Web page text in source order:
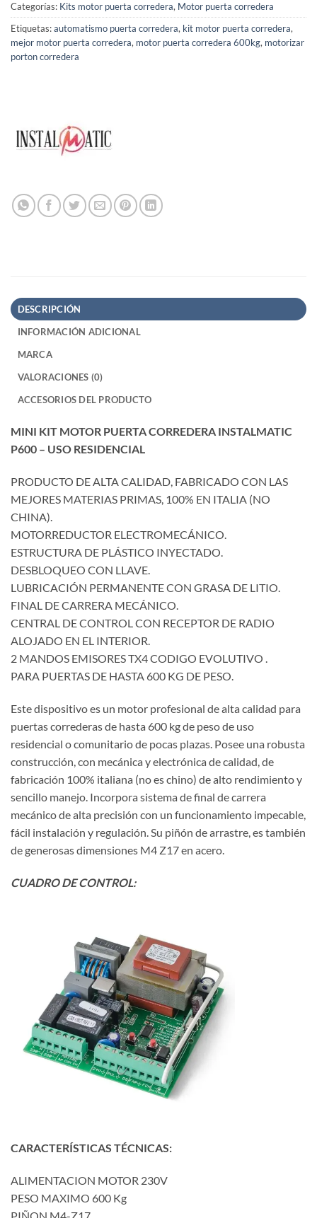
Categorías: Kits motor puerta corredera, Motor puerta corredera
Etiquetas:automatismo puerta corredera, kit motor puerta corredera,
mejor motor puerta corredera, motor puerta corredera 600kg, motorizar
porton corredera
DESCRIPCIÓN
INFORMACIÓN ADICIONAL
MARCA
VALORACIONES (0)
ACCESORIOS DEL PRODUCTO
MINI KIT MOTOR PUERTA CORREDERA INSTALMATIC
P600 – USO RESIDENCIAL
PRODUCTO DE ALTA CALIDAD, FABRICADO CON LAS
MEJORES MATERIAS PRIMAS, 100% EN ITALIA (NO
CHINA).
MOTORREDUCTOR ELECTROMECÁNICO.
ESTRUCTURA DE PLÁSTICO INYECTADO.
DESBLOQUEO CON LLAVE.
LUBRICACIÓN PERMANENTE CON GRASA DE LITIO.
FINAL DE CARRERA MECÁNICO.
CENTRAL DE CONTROL CON RECEPTOR DE RADIO
ALOJADO EN EL INTERIOR.
2 MANDOS EMISORES TX4 CODIGO EVOLUTIVO .
PARA PUERTAS DE HASTA 600 KG DE PESO.
Este dispositivo es un motor profesional de alta calidad para
puertas correderas de hasta 600 kg de peso de uso
residencial o comunitario de pocas plazas. Posee una robusta
construcción, con mecánica y electrónica de calidad, de
fabricación 100% italiana (no es chino) de alto rendimiento y
sencillo manejo. Incorpora sistema de final de carrera
mecánico de alta precisión con un funcionamiento impecable,
fácil instalación y regulación. Su piñón de arrastre, es también
de generosas dimensiones M4 Z17 en acero.
CUADRO DE CONTROL:
CARACTERÍSTICAS TÉCNICAS:
ALIMENTACION MOTOR 230V
PESO MAXIMO 600 Kg
PIÑON M4-Z17